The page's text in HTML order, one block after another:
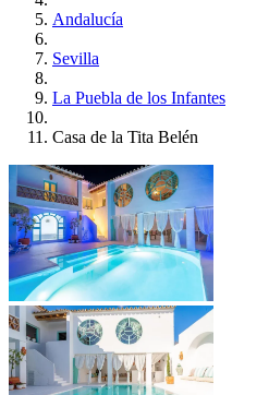
Andalucía
Sevilla
La Puebla de los Infantes
Casa de la Tita Belén